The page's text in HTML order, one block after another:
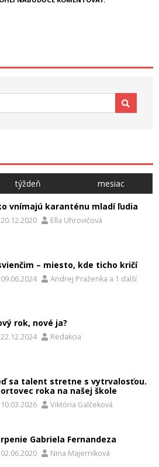
týždeň mesiac
vnímajú karanténu mladí ľudia
20.12.2020 Ella Uhrovičová
– miesto, kde ticho kričí
09.06.2024 Andrej Praženka a 1 ďalší
rok, nové ja?
22.12.2024 Redakcia
sa talent stretne s vytrvalosťou.
roka na našej škole
10.03.2026 Viktória Galčeková
Gabriela Fernandeza
02.06.2020 Nina Majerníková